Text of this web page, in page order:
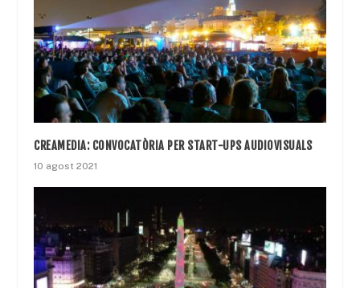
CREAMEDIA: CONVOCATÒRIA PER START-UPS AUDIOVISUALS
10 agost 2021